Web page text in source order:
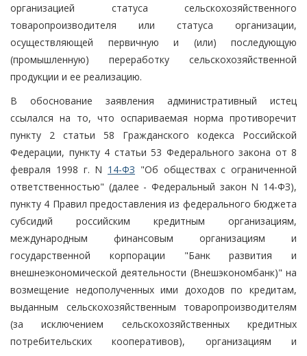
организацией статуса сельскохозяйственного
товаропроизводителя или статуса организации,
осуществляющей первичную и (или) последующую
(промышленную) переработку сельскохозяйственной
продукции и ее реализацию.
В обоснование заявления административный истец
ссылался на то, что оспариваемая норма противоречит
пункту 2 статьи 58 Гражданского кодекса Российской
Федерации, пункту 4 статьи 53 Федерального закона от 8
февраля 1998 г. N 14-ФЗ "Об обществах с ограниченной
ответственностью" (далее - Федеральный закон N 14-ФЗ),
пункту 4 Правил предоставления из федерального бюджета
субсидий российским кредитным организациям,
международным финансовым организациям и
государственной корпорации "Банк развития и
внешнеэкономической деятельности (Внешэкономбанк)" на
возмещение недополученных ими доходов по кредитам,
выданным сельскохозяйственным товаропроизводителям
(за исключением сельскохозяйственных кредитных
потребительских кооперативов), организациям и